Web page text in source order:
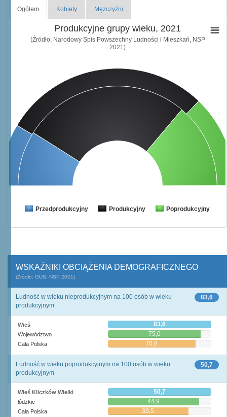
Ogółem Kobiety Mężczyźni
Produkcyjne grupy wieku, 2021
(Źródło: Narodowy Spis Powszechny Ludności i Mieszkań, NSP
2021)
Przedprodukcyjny Produkcyjny Poprodukcyjny
WSKAŹNIKI OBCIĄŻENIA DEMOGRAFICZNEGO
(Źródło: GUS, NSP 2021)
83,6
Ludność w wieku nieprodukcyjnym na 100 osób w wieku
produkcyjnym
Wieś 83,6
Województwo 75,0
Cała Polska 70,8
50,7
Ludność w wieku poprodukcyjnym na 100 osób w wieku
produkcyjnym
Wieś Kliczków Wielki 50,7
łódzkie 44,9
Cała Polska 39,5